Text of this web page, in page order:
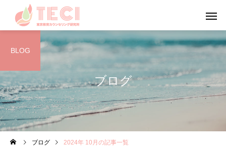
カウンセリング
日々のこと・その他
ブログ
BLOG
ブログ 2024年 10月の記事一覧